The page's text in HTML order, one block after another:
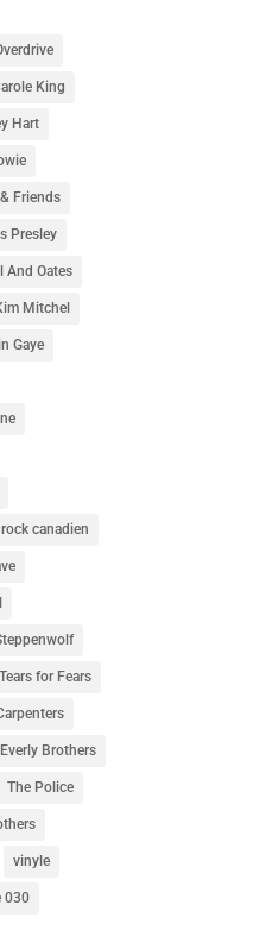
King
Hart
Friends
Presley
And Oates
Mitchel
Gaye
rock canadien
Tears for Fears
Brothers
The Police
vinyle
030